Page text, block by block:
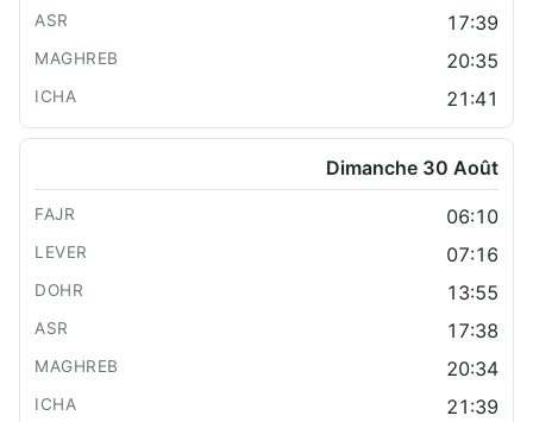
17:39
20:35
21:41
Dimanche 30 Août
06:10
07:16
13:55
17:38
20:34
21:39